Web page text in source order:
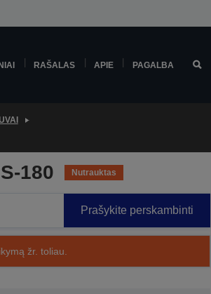
RAŠALAS APIE PAGALBA
180 Nutrauktas
Prašykite perskambinti
žr. toliau.